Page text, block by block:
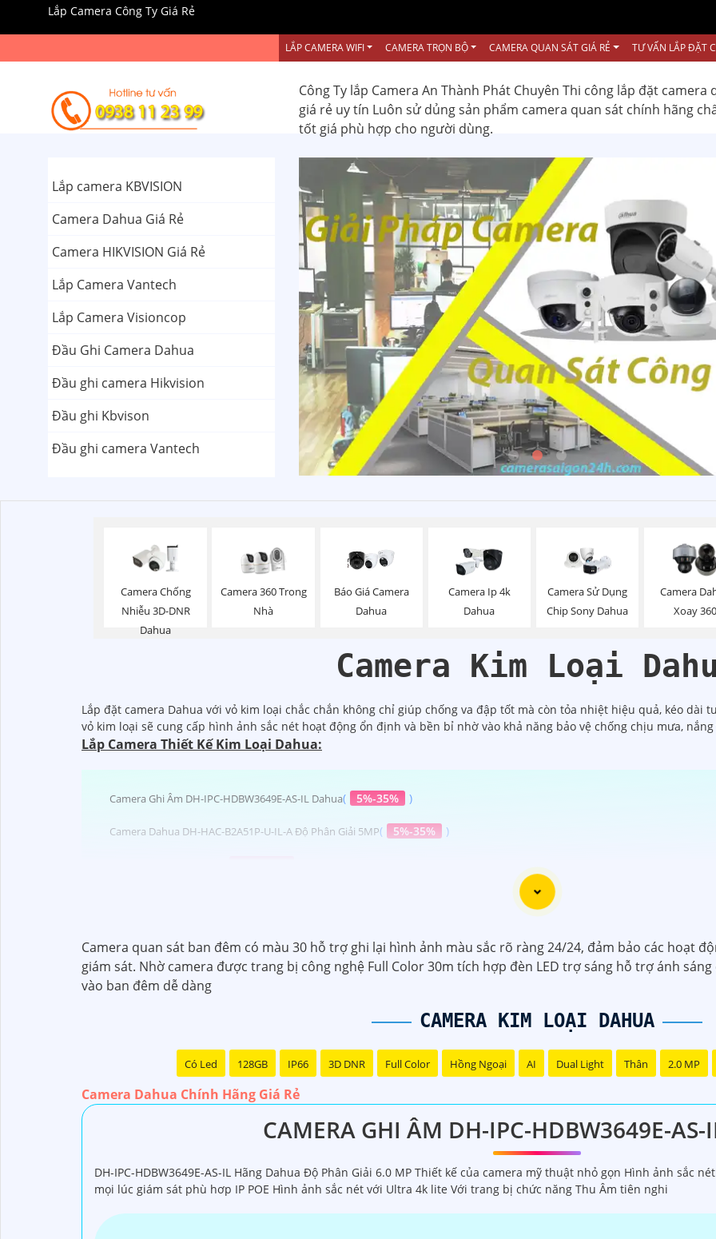
Lắp Camera Công Ty Giá Rẻ
LẮP CAMERA WIFI CAMERA TRỌN BỘ CAMERA QUAN SÁT GIÁ RẺ TƯ VẤN LẮP ĐẶT
Công Ty lắp Camera An Thành Phát Chuyên Thi công lắp đặt camera
giá rẻ uy tín Luôn sử dủng sản phẩm camera quan sát chính hãng
tốt giá phù hợp cho người dùng.
Lắp camera KBVISION
Camera Dahua Giá Rẻ
Camera HIKVISION Giá Rẻ
Lắp Camera Vantech
Lắp Camera Visioncop
Đầu Ghi Camera Dahua
Đầu ghi camera Hikvision
Đầu ghi Kbvison
Đầu ghi camera Vantech
Camera Chống
Nhiễu 3D-DNR
Dahua
Camera 360 Trong
Nhà
Báo Giá Camera
Dahua
Camera Ip 4k
Dahua
Camera Sử Dụng
Chip Sony Dahua
Camera
Xoay 360
Camera Kim Loại
Lắp đặt camera Dahua với vỏ kim loại chắc chắn không chỉ giúp chống va đập tốt mà còn tỏa nhiệt hiệu quả, kéo dài
vỏ kim loại sẽ cung cấp hình ảnh sắc nét hoạt động ổn định và bền bỉ nhờ vào khả năng bảo vệ chống chịu mưa,
Lắp Camera Thiết Kế Kim Loại Dahua:
Camera Ghi Âm DH-IPC-HDBW3649E-AS-IL Dahua( 5%-35% )
Camera Dahua DH-HAC-B2A51P-U-IL-A Độ Phân Giải 5MP( 5%-35% )
Camera Kim Loại Dahua
Dạ chắc chắn, đây là tư vấn của tôi về Camera Dahua chính hãng giá rẻ và chất lượng:
1:Camera Dahua là một thương hiệu nổi tiếng về sản phẩm an ninh và giám sát.⚒2:Để Hoàn toàn tin
mua từ các cửa hàng uy tín hoặc các đại lý chính thức của Dahua.☄️ 3:Mức giá của Camera Dahua có thể
camera. Bạn nên tìm hiểu kỹ trước khi đầu tư.🎖️4:Chất lượng của Camera Dahua được đánh giá cao với
Nếu bạn muốn tìm camera Dahua giá rẻ, bạn có thể tham khảo trên các website thương mại
Hy vọng rằng những thông tin trên sẽ giúp bạn chọn lựa được Camera Dahua chính hãng, giá rẻ và chất
vấn thêm, đừng ngần ngại để lại Cung cấp cho công trình biết.
Camera quan sát ban đêm có màu 30 hỗ trợ ghi lại hình ảnh màu sắc rõ ràng 24/24, đảm bảo các hoạt
giám sát. Nhờ camera được trang bị công nghệ Full Color 30m tích hợp đèn LED trợ sáng hỗ trợ ánh
vào ban đêm dễ dàng
CAMERA KIM LOẠI DAHUA
Có Led 128GB IP66 3D DNR Full Color Hồng Ngoại AI Dual Light Thân 2.0 MP
Camera Dahua Chính Hãng Giá Rẻ
CAMERA GHI ÂM DH-IPC-HDBW3649E-
DH-IPC-HDBW3649E-AS-IL Hãng Dahua Độ Phân Giải 6.0 MP Thiết kế của camera mỹ thuật nhỏ gọn Hình ảnh sắc
mọi lúc giám sát phù hơp IP POE Hình ảnh sắc nét với Ultra 4k lite Với trang bị chức năng Thu Âm tiên nghi